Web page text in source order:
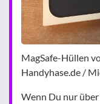
MagSafe-Hüllen
Handyhase.de /
Wenn Du nur